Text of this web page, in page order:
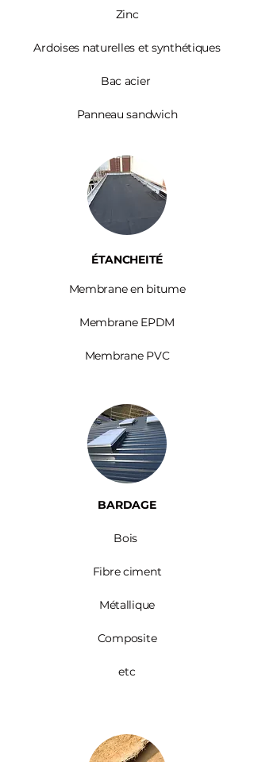
Zinc​
Ardoises naturelles et synthétiques
Bac acier
Panneau sandwich
ÉTANCHEITÉ
Membrane en bitume
Membrane EPDM
Membrane PVC
BARDAGE​
Bois ​
Fibre ciment
Métallique
Composite
etc